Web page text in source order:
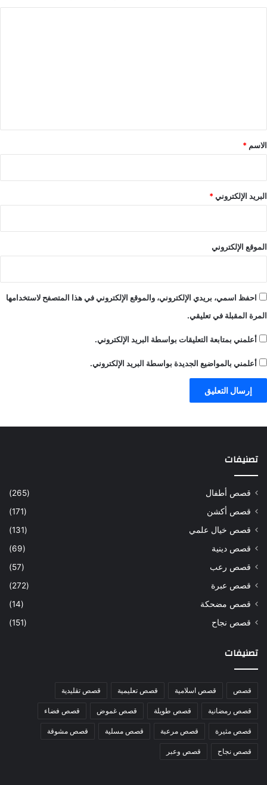
*
الاسم *
البريد الإلكتروني*
الموقع الإلكتروني
احفظ اسمي، بريدي الإلكتروني، والموقع الإلكتروني في هذا المتصفح لاستخدامها
المرة المقبلة في تعليقي.
أعلمني بمتابعة التعليقات بواسطة البريد الإلكتروني.
أعلمني بالمواضيع الجديدة بواسطة البريد الإلكتروني.
تصنيفات
قصص أطفال
(265)
قصص أكشن
(171)
قصص خيال علمي
(131)
قصص دينية
(69)
قصص رعب
(57)
قصص عبرة
(272)
قصص مضحكة
(14)
قصص نجاح
(151)
تصنيفات
قصص قصص اسلامية قصص تعليمية قصص تقليدية
قصص رمضانية قصص طويلة قصص غموض قصص فضاء
قصص مثيرة قصص مرعبة قصص مسلية قصص مشوقة
قصص نجاح قصص وعبر